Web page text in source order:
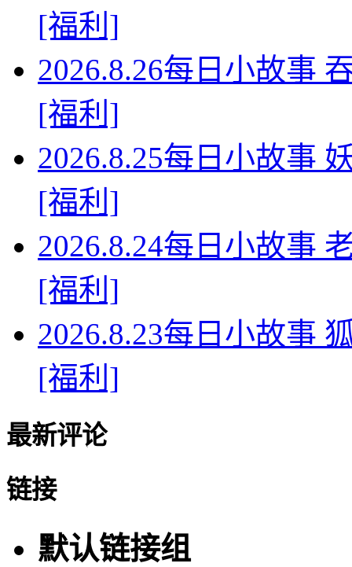
[福利]
2026.8.26每日小故事
[福利]
2026.8.25每日小故事
[福利]
2026.8.24每日小故事
[福利]
2026.8.23每日小故事
[福利]
最新评论
链接
默认链接组